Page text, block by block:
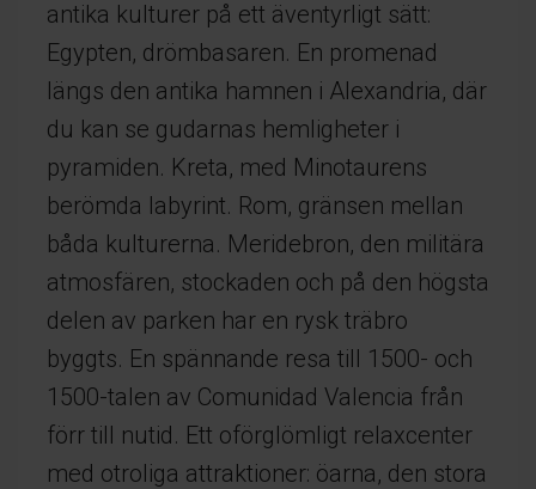
antika kulturer på ett äventyrligt sätt:
Egypten, drömbasaren. En promenad
längs den antika hamnen i Alexandria, där
du kan se gudarnas hemligheter i
pyramiden. Kreta, med Minotaurens
berömda labyrint. Rom, gränsen mellan
båda kulturerna. Meridebron, den militära
atmosfären, stockaden och på den högsta
delen av parken har en rysk träbro
byggts. En spännande resa till 1500- och
1500-talen av Comunidad Valencia från
förr till nutid. Ett oförglömligt relaxcenter
med otroliga attraktioner: öarna, den stora